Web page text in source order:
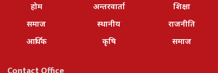
होम
समाज
आर्थिक
अन्तरवार्ता
स्थानीय
कृषि
शिक्षा
राजनीति
समाज